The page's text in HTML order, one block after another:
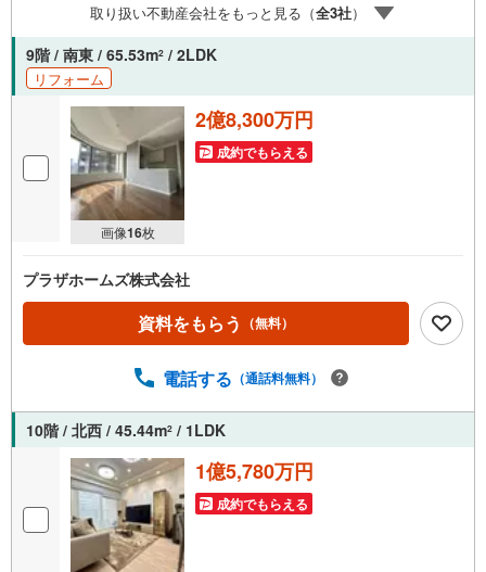
とお伝え下さい。【資料をもらう】【室内・現地を見学す
る】ボタンよりご予約いただくとご見学がスムーズにご案
内できます。お客様のお住まいへの「希望」を形にするべ
く全力でお手伝いさせていただきます。お会いできる日を
心待ちにしております。
取り扱い不動産会社をもっと見る（全3社）
9階 / 南東 / 65.53m2 / 2LDK
リフォーム
画像16枚
2億8,300万円
成約でもらえる
プラザホームズ株式会社
資料をもらう （無料）
電話する （通話料無料）
10階 / 北西 / 45.44m2 / 1LDK
1億5,780万円
成約でもらえる